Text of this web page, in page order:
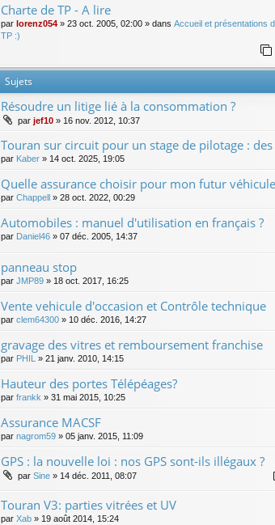
Charte de TP - A lire
par lorenz054 » 23 oct. 2005, 02:00 » dans Accueil et présentations
TP :)
Sujets
Résoudre un litige lié à la consommation ?
par jef10 » 16 nov. 2012, 10:37
Touran sur circuit pour un stage de pilotage : des
par Kaber » 14 oct. 2025, 19:05
Quelle assurance choisir pour mon futur
par Chappell » 28 oct. 2022, 00:29
Automobiles : manuel d'utilisation en français ?
par Daniel46 » 07 déc. 2005, 14:37
panneau stop
par JMP89 » 18 oct. 2017, 16:25
Vente vehicule d'occasion et Contrôle technique
par clem64300 » 10 déc. 2016, 14:27
gravage des vitres et remboursement franchise
par PHIL » 21 janv. 2010, 14:15
Hauteur des portes Télépéages?
par frankk » 31 mai 2015, 10:25
Assurance MACSF
par nagrom59 » 05 janv. 2015, 11:09
GPS : la nouvelle loi : nos GPS sont-ils illégaux ?
par Sine » 14 déc. 2011, 08:07
Touran V3: parties vitrées et UV
par Xab » 19 août 2014, 15:24